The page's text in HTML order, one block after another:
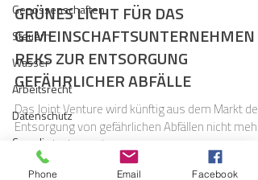
Genossenschaften
Steuern
Wasser
Arbeitsrecht
Datenschutz
Compliance
Gas
GRÜNES LICHT FÜR DAS
GEMEINSCHAFTSUNTERNEHMEN
REKS ZUR ENTSORGUNG
GEFÄHRLICHER ABFÄLLE
Das Joint Venture wird künftig aus dem Markt der
Entsorgung von gefährlichen Abfällen nicht mehr
wegzudenken sein.
Phone Email Facebook